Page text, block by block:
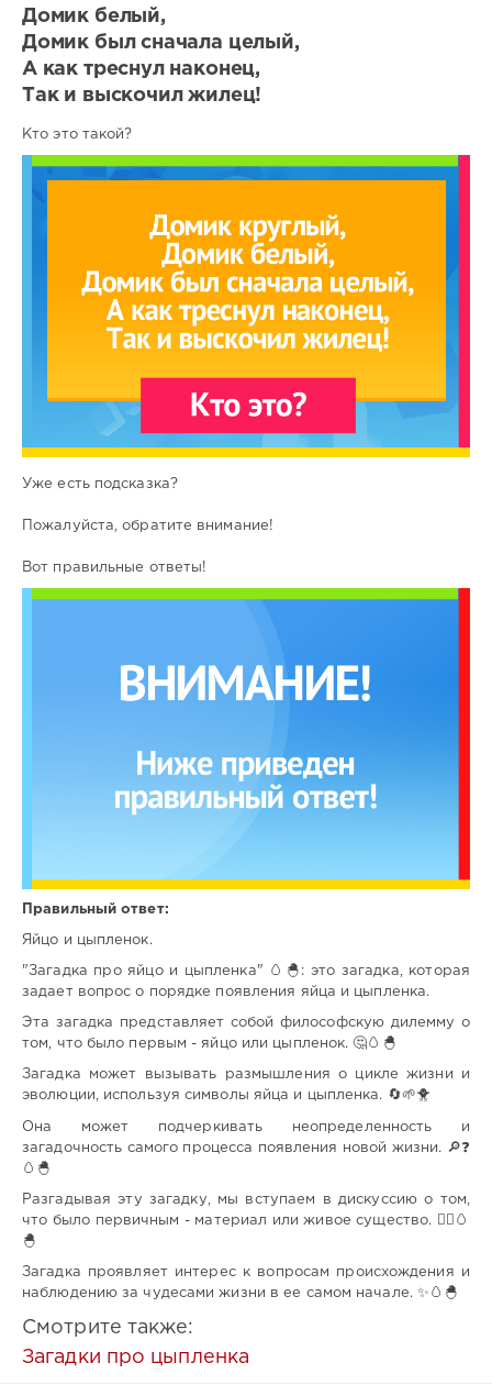
Домик белый,
Домик был сначала целый,
А как треснул наконец,
Так и выскочил жилец!
Кто это такой?
Уже есть подсказка?
Пожалуйста, обратите внимание!
Вот правильные ответы!
Правильный ответ:
Яйцо и цыпленок.
"Загадка про яйцо и цыпленка" 🥚🐣: это загадка, которая
задает вопрос о порядке появления яйца и цыпленка.
Эта загадка представляет собой философскую дилемму о
том, что было первым - яйцо или цыпленок. 🤔🥚🐣
Загадка может вызывать размышления о цикле жизни и
эволюции, используя символы яйца и цыпленка. 🔄🌱🐥
Она может подчеркивать неопределенность и
загадочность самого процесса появления новой жизни. 🔎❓
🥚🐣
Разгадывая эту загадку, мы вступаем в дискуссию о том,
что было первичным - материал или живое существо. 🤷‍♀️🥚
🐣
Загадка проявляет интерес к вопросам происхождения и
наблюдению за чудесами жизни в ее самом начале. ✨🥚🐣
Смотрите также:
Загадки про цыпленка